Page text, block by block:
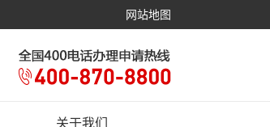
网站地图
关于我们